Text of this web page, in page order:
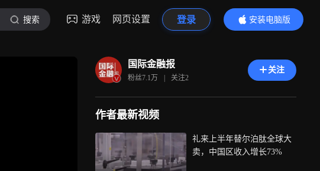
搜索 游戏 网页设置 登录
安装电脑版
内容更精彩
国际金融报
粉丝7.1万 | 关注2
关注
作者最新视频
礼来上半年替尔泊肽全球大
卖，中国区收入增长73%